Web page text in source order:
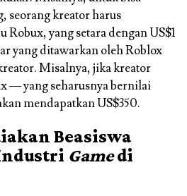
seorang kreator harus
yang setara dengan US$1
yang ditawarkan oleh Roblox
Misalnya, jika kreator
— yang seharusnya bernilai
mendapatkan US$350.
Beasiswa
Gamedi